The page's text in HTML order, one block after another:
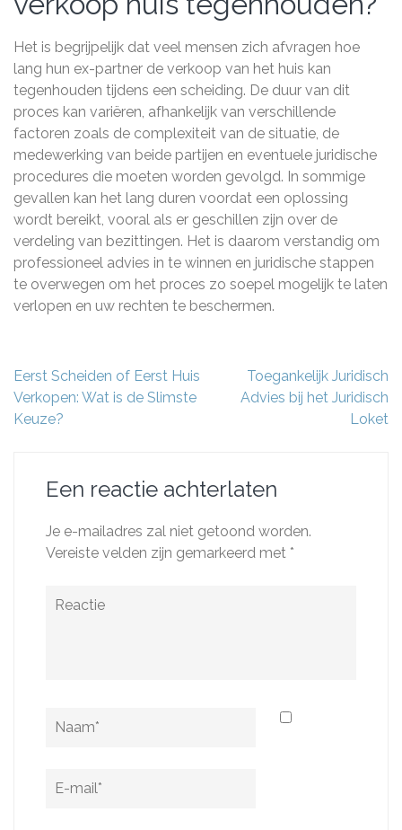
Het is begrijpelijk dat veel mensen zich afvragen hoe
lang hun ex-partner de verkoop van het huis kan
tegenhouden tijdens een scheiding. De duur van dit
proces kan variëren, afhankelijk van verschillende
factoren zoals de complexiteit van de situatie, de
medewerking van beide partijen en eventuele juridische
procedures die moeten worden gevolgd. In sommige
gevallen kan het lang duren voordat een oplossing
wordt bereikt, vooral als er geschillen zijn over de
verdeling van bezittingen. Het is daarom verstandig om
professioneel advies in te winnen en juridische stappen
te overwegen om het proces zo soepel mogelijk te laten
verlopen en uw rechten te beschermen.
Berichtnavigatie
Eerst Scheiden of Eerst Huis
Verkopen: Wat is de Slimste
Keuze?
Toegankelijk Juridisch
Advies bij het Juridisch
Loket
Een reactie achterlaten
Je e-mailadres zal niet getoond worden.
Vereiste velden zijn gemarkeerd met *
Reactie
Naam
E-